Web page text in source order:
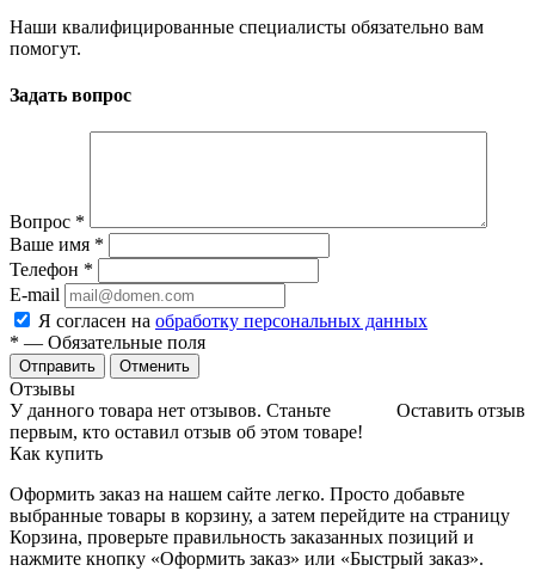
Наши квалифицированные специалисты обязательно вам
помогут.
Задать вопрос
Вопрос *
Ваше имя *
Телефон *
E-mail
Я согласен на обработку персональных данных
* — Обязательные поля
Отменить
Отзывы
Оставить отзыв
У данного товара нет отзывов. Станьте
первым, кто оставил отзыв об этом товаре!
Как купить
Оформить заказ на нашем сайте легко. Просто добавьте
выбранные товары в корзину, а затем перейдите на страницу
Корзина, проверьте правильность заказанных позиций и
нажмите кнопку «Оформить заказ» или «Быстрый заказ».